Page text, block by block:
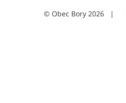
© Obec Bory 2026